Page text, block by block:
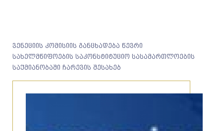
ვენეციის კომისიის განცხადება წევრი
სახელმწიფოების საკონსტიტუციო სასამართლოების
საქმიანობაში ჩარევის შესახებ